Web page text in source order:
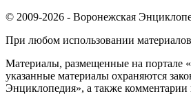
© 2009-2026 - Воронежская
При любом использовании
Материалы, размещенные на портале
указанные материалы охраняются
Энциклопедия», а также комментарии